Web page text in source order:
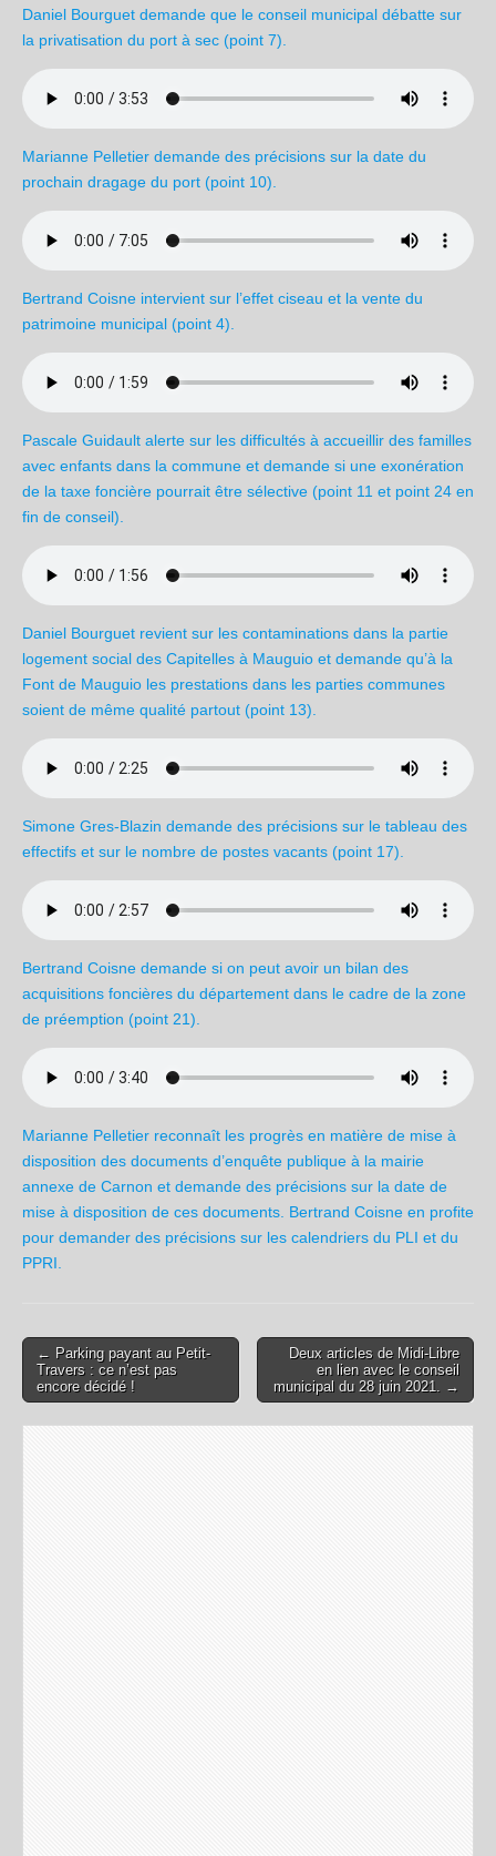
Daniel Bourguet demande que le conseil municipal débatte sur
la privatisation du port à sec (point 7).
Marianne Pelletier demande des précisions sur la date du
prochain dragage du port (point 10).
Bertrand Coisne intervient sur l’effet ciseau et la vente du
patrimoine municipal (point 4).
Pascale Guidault alerte sur les difficultés à accueillir des familles
avec enfants dans la commune et demande si une exonération
de la taxe foncière pourrait être sélective (point 11 et point 24 en
fin de conseil).
Daniel Bourguet revient sur les contaminations dans la partie
logement social des Capitelles à Mauguio et demande qu’à la
Font de Mauguio les prestations dans les parties communes
soient de même qualité partout (point 13).
Simone Gres-Blazin demande des précisions sur le tableau des
effectifs et sur le nombre de postes vacants (point 17).
Bertrand Coisne demande si on peut avoir un bilan des
acquisitions foncières du département dans le cadre de la zone
de préemption (point 21).
Marianne Pelletier reconnaît les progrès en matière de mise à
disposition des documents d’enquête publique à la mairie
annexe de Carnon et demande des précisions sur la date de
mise à disposition de ces documents. Bertrand Coisne en profite
pour demander des précisions sur les calendriers du PLI et du
PPRI.
Post navigation
← Parking payant au Petit-
Travers : ce n’est pas
encore décidé !
Deux articles de Midi-Libre
en lien avec le conseil
municipal du 28 juin 2021. →